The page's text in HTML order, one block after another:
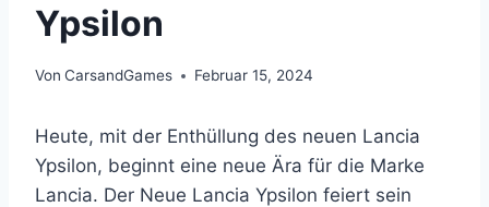
Ypsilon
Von CarsandGames Februar 15, 2024
Heute, mit der Enthüllung des neuen Lancia
Ypsilon, beginnt eine neue Ära für die Marke
Lancia. Der Neue Lancia Ypsilon feiert sein